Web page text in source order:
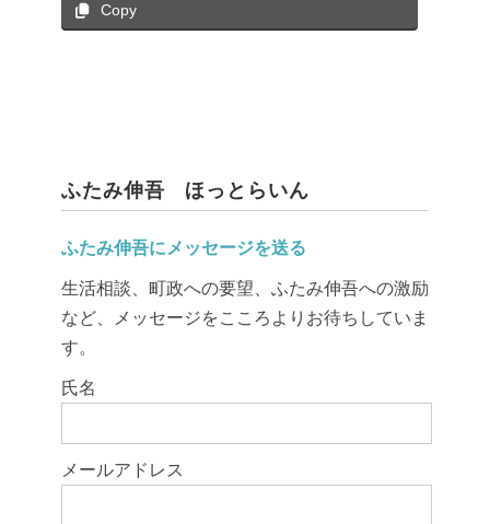
Copy
ふたみ伸吾 ほっとらいん
ふたみ伸吾にメッセージを送る
生活相談、町政への要望、ふたみ伸吾への激励
など、メッセージをこころよりお待ちしていま
す。
このフィールドは空のままにしてください。
氏名
メールアドレス